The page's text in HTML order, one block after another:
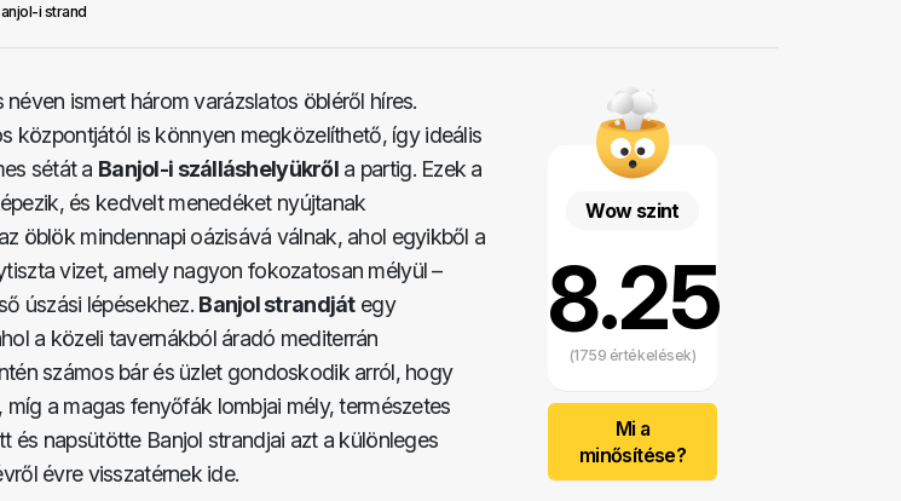
i strand
ismert három varázslatos öbléről híres.
központjától is könnyen megközelíthető, így ideális
sétát a Banjol-i szálláshelyükről a partig. Ezek a
és kedvelt menedéket nyújtanak
öblök mindennapi oázisává válnak, ahol egyikből a
vizet, amely nagyon fokozatosan mélyül –
úszási lépésekhez. Banjol strandjátegy
a közeli tavernákból áradó mediterrán
számos bár és üzlet gondoskodik arról, hogy
a magas fenyőfák lombjai mély, természetes
és napsütötte Banjol strandjai azt a különleges
évre visszatérnek ide.
Wow szint
8.25
(1759 értékelések)
Mi a
minősítése?